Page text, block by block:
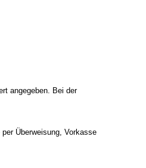
angegeben. Bei der
Überweisung, Vorkasse